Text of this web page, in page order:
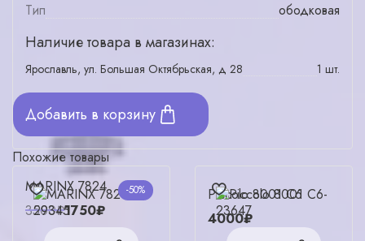
Тип
ободковая
Наличие товара в магазинах:
Ярославль, ул. Большая Октябрьская, д 28 1 шт.
Добавить в корзину
Похожие товары
-50%
MARINX 7824
3500₽1750₽
Piccolo 8001 C6
4000₽